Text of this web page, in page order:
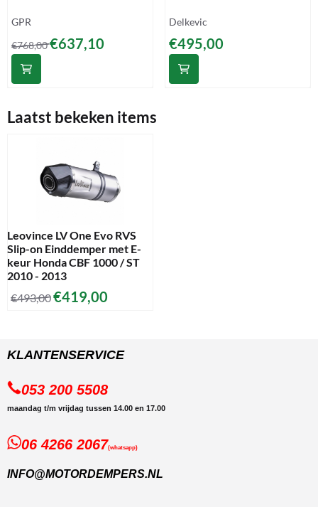
Merk:
GPR
Van 768,00 voor 637,10
€768,00€637,10
Merk:
Delkevic
Prijs: 495,00
€495,00
Laatst bekeken items
Leovince LV One Evo RVS
Slip-on Einddemper met E-
keur Honda CBF 1000 / ST
2010 - 2013
€493,00€419,00
KLANTENSERVICE
053 200 5508
maandag t/m vrijdag tussen 14.00 en 17.00
06 4266 2067(whatsapp)
INFO@MOTORDEMPERS.NL